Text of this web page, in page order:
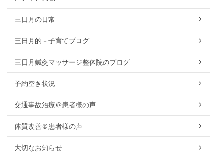
三日月の日常
三日月的－子育てブログ
三日月鍼灸マッサージ整体院のブログ
予約空き状況
交通事故治療＠患者様の声
体質改善＠患者様の声
大切なお知らせ